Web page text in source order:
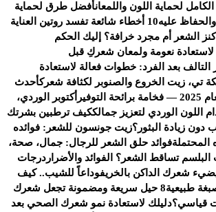
لحماية اللون واللمعانأفضل طرق لحماية
عليه
10 أخطاء شائعة تفسد روتين العناية
الشعر أم مجرد خرافة؟ إليك الحكم
نعومة ولمعان شعركِ قبل
التالف بعد الفرد: خطوات فعالة لاستعادة
تي، زيت الخروع والصنوبر لكثافة شعركأحدث
أكتوبر الوردي،
الوردي لتعزيز جمالككيف ترطبين بشرتك
دون زيادة البثور؟زيت جونسون للشعر: فوائده
المحتملةفوائد حلق الشعر للرجال: جمال، صحة،
تساقط الشعر؟ الفوائد والأضرار درجات
شعرك الداكن بالخريفوداعاً للشيب.. كيف
طبيعية
8 حيل سريعة ومضمونة تجعل شعرك
قياسي؟دليلك لاستعادة نمو شعرك الصحي بعد